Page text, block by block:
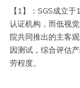
【1】：SGS成立
认证机构，而低视
院共同推出的主客
因测试，综合评估
劳程度。